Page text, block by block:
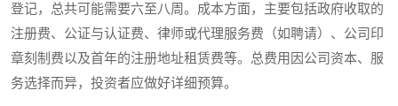
登记，总共可能需要六至八周。成本方面，主要包括政府收取的
注册费、公证与认证费、律师或代理服务费（如聘请）、公司印
章刻制费以及首年的注册地址租赁费等。总费用因公司资本、服
务选择而异，投资者应做好详细预算。